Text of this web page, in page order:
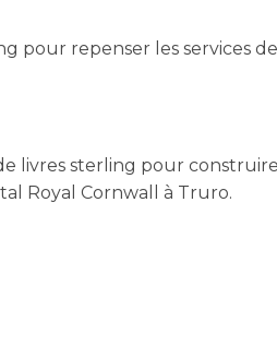
pour repenser les services
livres sterling pour
Royal Cornwall à Truro.